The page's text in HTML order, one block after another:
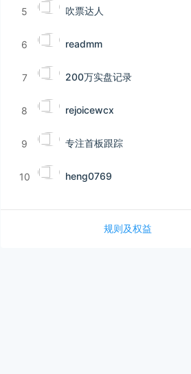
5 吹票达人
6 readmm
7 200万实盘记录
8 rejoicewcx
9 专注首板跟踪
10 heng0769
规则及权益